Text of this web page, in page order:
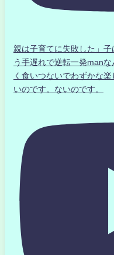
親は子育てに失敗した」
う手遅れで逆転一発manな
く食いつないでわずかな
いのです。ないのです。